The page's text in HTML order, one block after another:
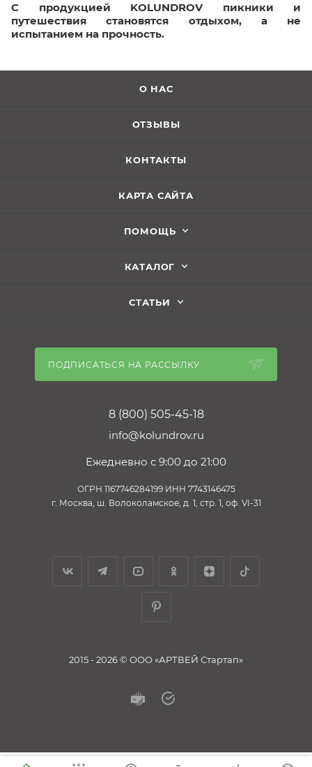
С продукцией KOLUNDROV пикники и
путешествия становятся отдыхом, а не
испытанием на прочность.
О НАС
ОТЗЫВЫ
КОНТАКТЫ
КАРТА САЙТА
ПОМОЩЬ
КАТАЛОГ
СТАТЬИ
ПОДПИСАТЬСЯ НА РАССЫЛКУ
8 (800) 505-45-18
info@kolundrov.ru
Ежедневно с 9:00 до 21:00
ОГРН 1167746284199 ИНН 7743146475
г. Москва, ш. Волоколамское, д. 1, стр. 1, оф. VI-31
2015 - 2026 © ООО «АРТВЕЙ Стартап»